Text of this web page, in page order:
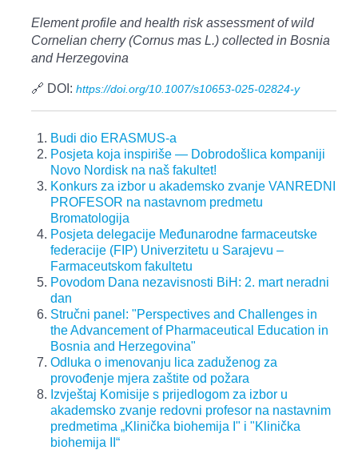
Element profile and health risk assessment of wild
Cornelian cherry (Cornus mas L.) collected in Bosnia
and Herzegovina
🔗 DOI: https://doi.org/10.1007/s10653-025-02824-y
Budi dio ERASMUS-a
Posjeta koja inspiriše — Dobrodošlica kompaniji
Novo Nordisk na naš fakultet!
Konkurs za izbor u akademsko zvanje VANREDNI
PROFESOR na nastavnom predmetu
Bromatologija
Posjeta delegacije Međunarodne farmaceutske
federacije (FIP) Univerzitetu u Sarajevu –
Farmaceutskom fakultetu
Povodom Dana nezavisnosti BiH: 2. mart neradni
dan
Stručni panel: "Perspectives and Challenges in
the Advancement of Pharmaceutical Education in
Bosnia and Herzegovina"
Odluka o imenovanju lica zaduženog za
provođenje mjera zaštite od požara
Izvještaj Komisije s prijedlogom za izbor u
akademsko zvanje redovni profesor na nastavnim
predmetima „Klinička biohemija I" i "Klinička
biohemija II“